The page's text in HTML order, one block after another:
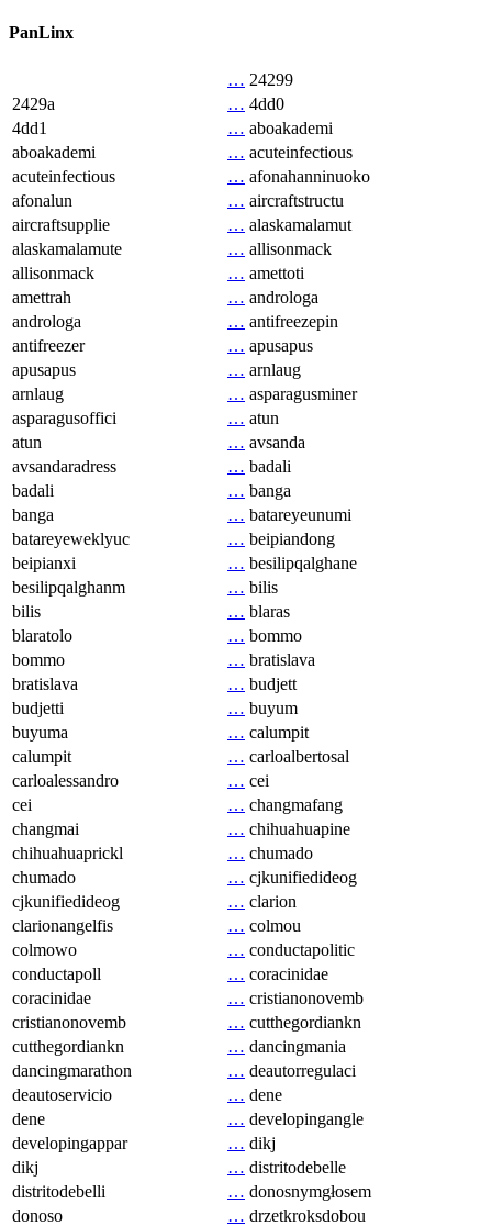
PanLinx
… 24299
2429a
… 4dd0
4dd1
… aboakademi
aboakademi
… acuteinfectious
acuteinfectious
… afonahanninuoko
afonalun
… aircraftstructu
aircraftsupplie
… alaskamalamut
alaskamalamute
… allisonmack
allisonmack
… amettoti
amettrah
… androloga
androloga
… antifreezepin
antifreezer
… apusapus
apusapus
… arnlaug
arnlaug
… asparagusminer
asparagusoffici
… atun
atun
… avsanda
avsandaradress
… badali
badali
… banga
banga
… batareyeunumi
batareyeweklyuc
… beipiandong
beipianxi
… besilipqalghane
besilipqalghanm
… bilis
bilis
… blaras
blaratolo
… bommo
bommo
… bratislava
bratislava
… budjett
budjetti
… buyum
buyuma
… calumpit
calumpit
… carloalbertosal
carloalessandro
… cei
cei
… changmafang
changmai
… chihuahuapine
chihuahuaprickl
… chumado
chumado
… cjkunifiedideog
cjkunifiedideog
… clarion
clarionangelfis
… colmou
colmowo
… conductapolitic
conductapoll
… coracinidae
coracinidae
… cristianonovemb
cristianonovemb
… cutthegordiankn
cutthegordiankn
… dancingmania
dancingmarathon
… deautorregulaci
deautoservicio
… dene
dene
… developingangle
developingappar
… dikj
dikj
… distritodebelle
distritodebelli
… donosnymgłosem
donoso
… drzetkroksdobou